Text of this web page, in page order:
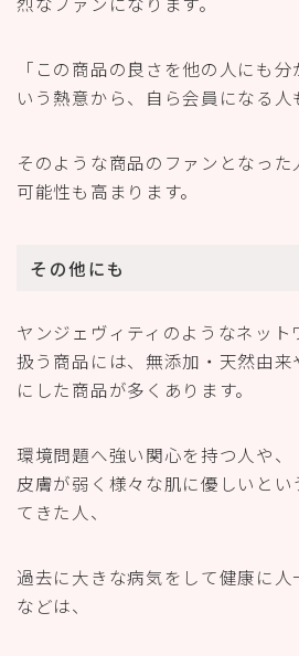
「この商品の良さを他の人にも
いう熱意から、自ら会員になる人
そのような商品のファンとなっ
可能性も高まります。
その他にも
ヤンジェヴィティのようなネッ
扱う商品には、無添加・天然由来
にした商品が多くあります。
環境問題へ強い関心を持つ人や、
皮膚が弱く様々な肌に優しいと
てきた人、
過去に大きな病気をして健康に人
などは、